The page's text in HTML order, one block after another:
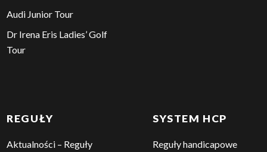
Audi Junior Tour
Dr Irena Eris Ladies’ Golf
Tour
REGUŁY
Aktualności – Reguły
SYSTEM HCP
Reguły handicapowe